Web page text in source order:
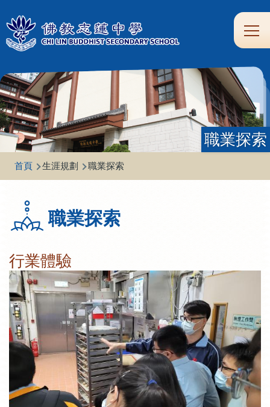
Main
生
涯
劃
家
校
作
校
友
圖
書
園
道
職業探索
導
航
連
結
首頁 生涯規劃 職業探索
職業探索
行業體驗